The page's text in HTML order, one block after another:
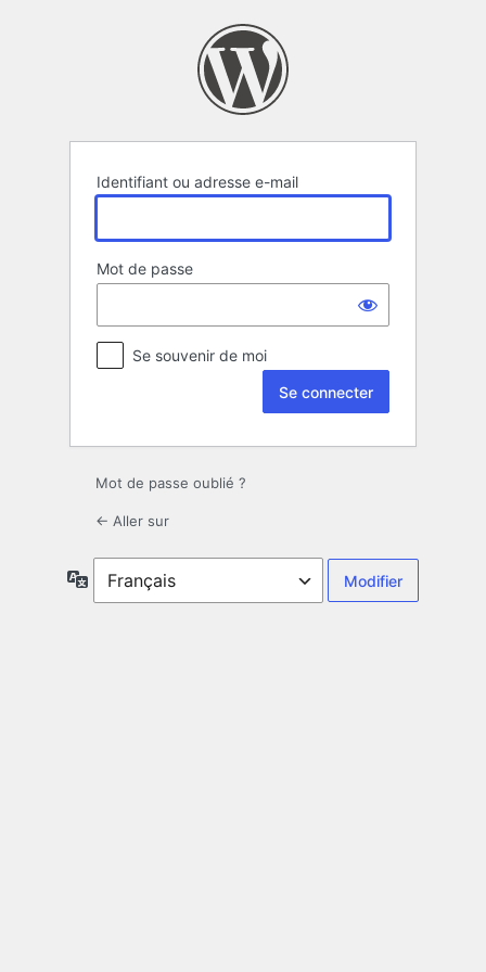
Identifiant ou adresse e-mail
Mot de passe
Se souvenir de moi
Mot de passe oublié ?
← Aller sur
Langue